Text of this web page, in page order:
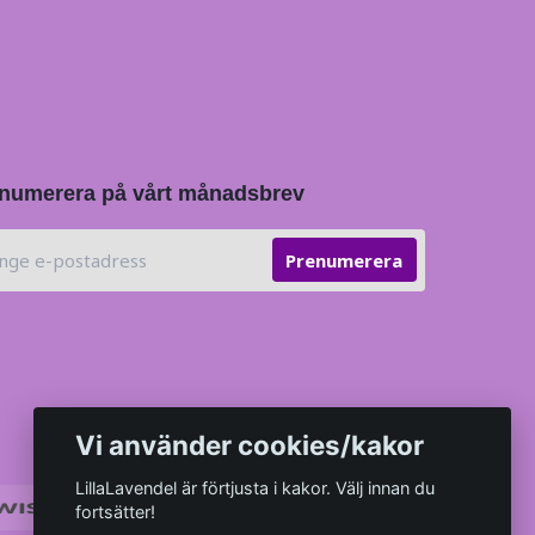
på vårt månadsbrev
Prenumerera
Vi använder cookies/kakor
LillaLavendel är förtjusta i kakor. Välj innan du
fortsätter!